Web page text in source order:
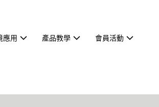
應用 產品教學 會員活動